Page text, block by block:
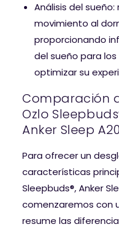
Análisis del
movimiento al
proporcionando
del sueño para
optimizar su
Comparación
Ozlo
Anker Sleep
Para ofrecer un
características
Sleepbuds®, Anker
comenzaremos con
resume las